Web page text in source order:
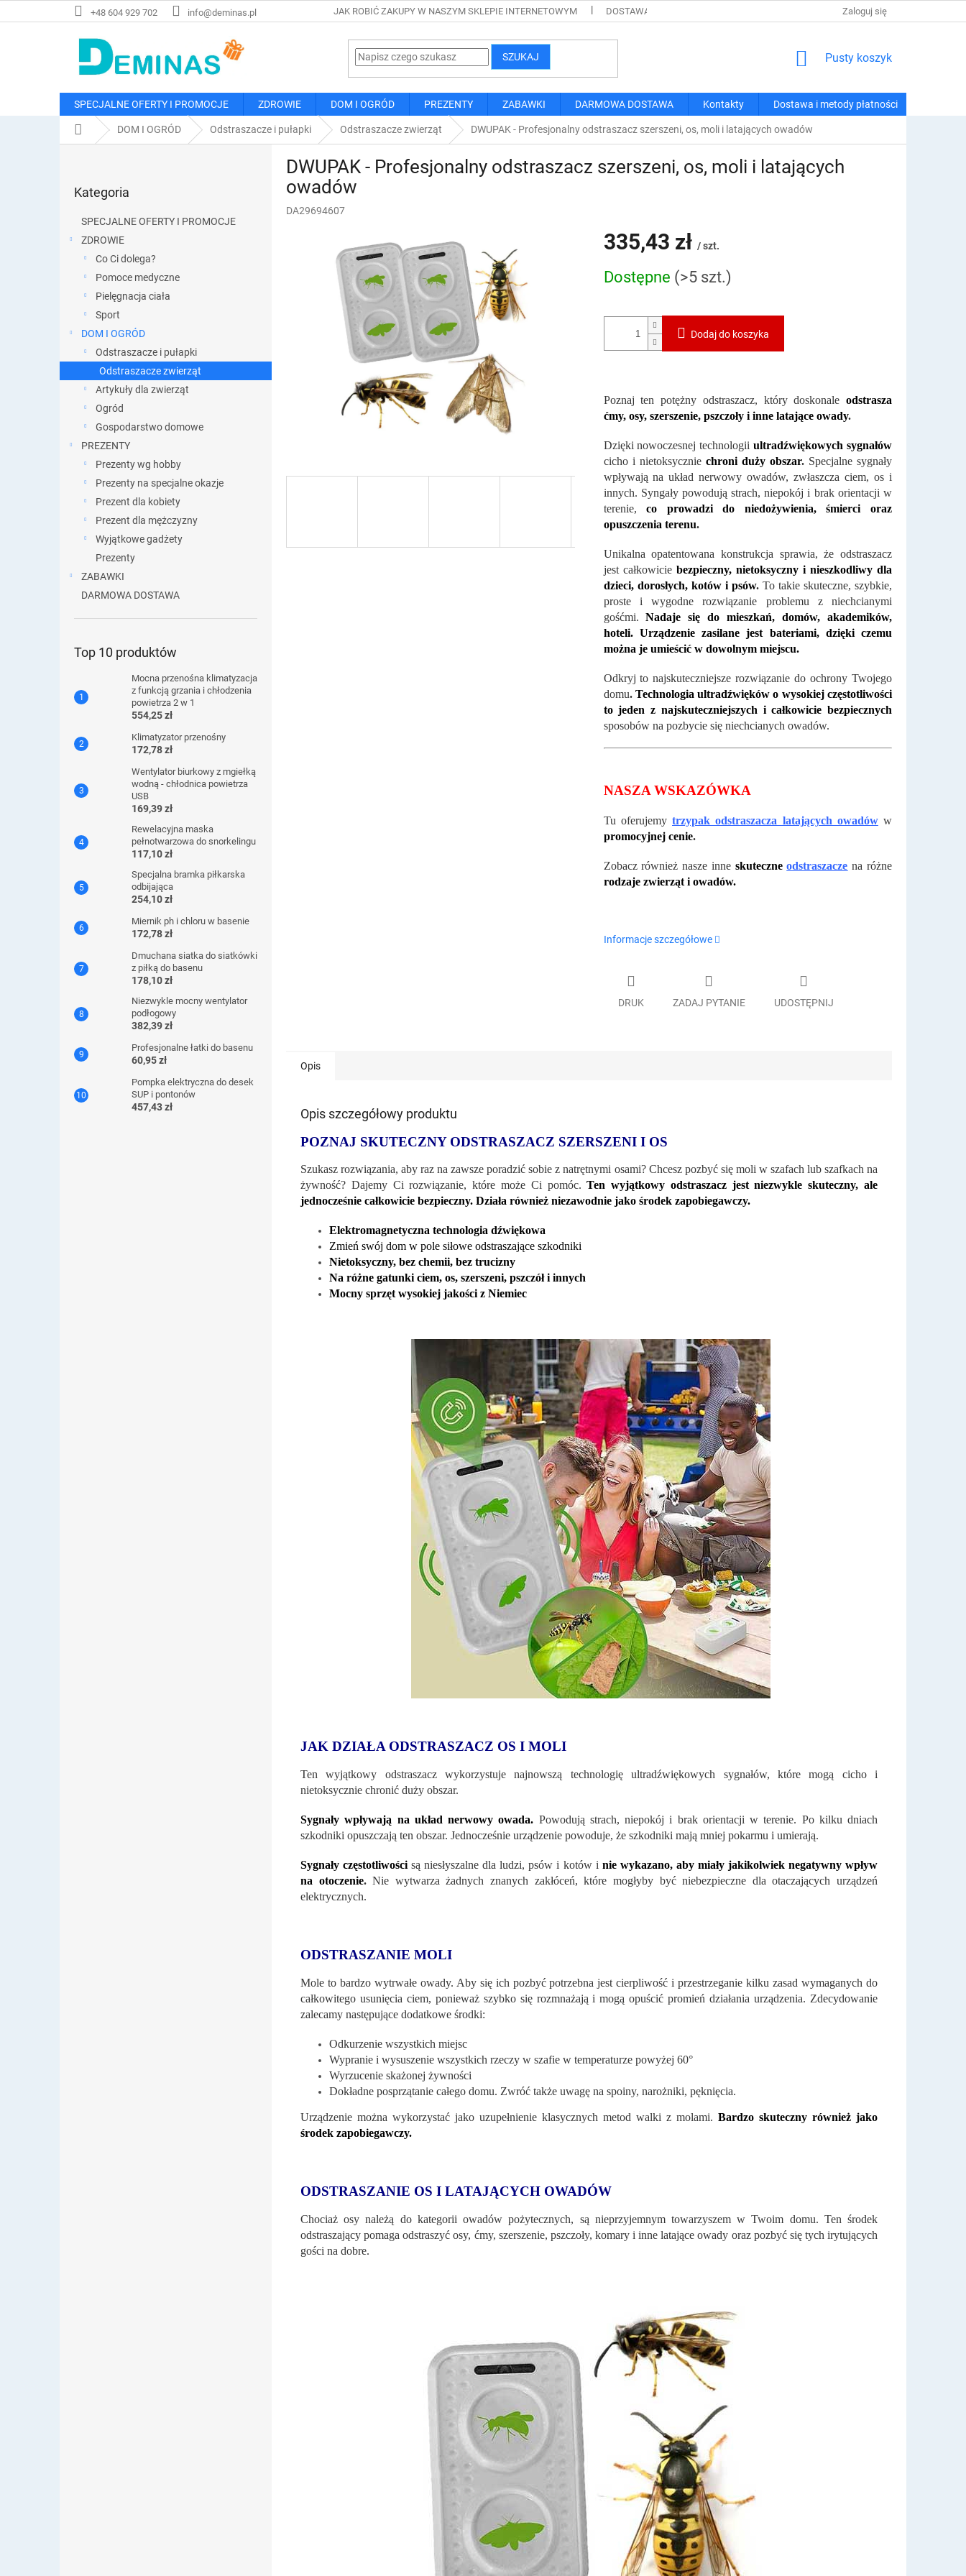
do
+48 604 929 702 info@deminas.pl JAK ROBIĆ ZAKUPY W NASZYM SKLEPIE INTERNETOWYM DOSTAWA I METODY PŁATNOŚCI REGULAMIN ZAKUPÓW
Zaloguj się
SZUKAJ KOSZYK
Pusty koszyk
SPECJALNE OFERTY I PROMOCJE ZDROWIE DOM I OGRÓD PREZENTY ZABAWKI DARMOWA DOSTAWA Kontakty Dostawa i metody płatności
Home DOM I OGRÓD Odstraszacze i pułapki Odstraszacze zwierząt DWUPAK - Profesjonalny odstraszacz szerszeni, os, moli i latających owadów
kategorie
Kategoria
SPECJALNE OFERTY I PROMOCJE
ZDROWIE
Co Ci dolega?
Pomoce medyczne
Pielęgnacja ciała
Sport
DOM I OGRÓD
Odstraszacze i pułapki
Odstraszacze zwierząt
Artykuły dla zwierząt
Ogród
Gospodarstwo domowe
PREZENTY
Prezenty wg hobby
Prezenty na specjalne okazje
Prezent dla kobiety
Prezent dla mężczyzny
Wyjątkowe gadżety
Prezenty
ZABAWKI
DARMOWA DOSTAWA
Top 10 produktów
Mocna przenośna klimatyzacja
z funkcją grzania i chłodzenia
powietrza 2 w 1
554,25 zł
Klimatyzator przenośny
172,78 zł
Wentylator biurkowy z mgiełką
wodną - chłodnica powietrza
USB
169,39 zł
Rewelacyjna maska ​​
pełnotwarzowa do snorkelingu
117,10 zł
Specjalna bramka piłkarska
odbijająca
254,10 zł
Miernik ph i chloru w basenie
172,78 zł
Dmuchana siatka do siatkówki
z piłką do basenu
178,10 zł
Niezwykle mocny wentylator
podłogowy
382,39 zł
Profesjonalne łatki do basenu
60,95 zł
Pompka elektryczna do desek
SUP i pontonów
457,43 zł
DWUPAK - Profesjonalny odstraszacz szerszeni, os, moli i latających
owadów
DA29694607
335,43 zł / szt.
jednostkowa:
Dostępne (>5 szt.)
Dodaj do koszyka
Poznaj ten potężny odstraszacz, który doskonale odstrasza
ćmy, osy, szerszenie, pszczoły i inne latające owady.
Dzięki nowoczesnej technologiiultradźwiękowych sygnałów
cicho i nietoksycznie chroni duży obszar.Specjalne sygnały
wpływają na układ nerwowy owadów, zwłaszcza ciem, os i
innych. Syngały powodują strach, niepokój i brak orientacji w
terenie,co prowadzi do niedożywienia, śmierci oraz
opuszczenia terenu.
Unikalna opatentowana konstrukcja sprawia, że ​​odstraszacz
jest całkowicie bezpieczny, nietoksyczny i nieszkodliwy dla
dzieci, dorosłych, kotów i psów. To takie skuteczne, szybkie,
proste i wygodne rozwiązanie problemu z niechcianymi
gośćmi.Nadaje się do mieszkań, domów, akademików,
hoteli. Urządzenie zasilane jest bateriami, dzięki czemu
można je umieścić w dowolnym miejscu.
Odkryj to najskuteczniejsze rozwiązanie do ochrony Twojego
domu.Technologia ultradźwięków o wysokiej częstotliwości
to jeden z najskuteczniejszych i całkowicie bezpiecznych
sposobów na pozbycie się niechcianych owadów.
NASZA WSKAZÓWKA
Tu oferujemy trzypak odstraszacza latających owadóww
promocyjnej cenie.
Zobacz również nasze inne skuteczne odstraszacze na różne
rodzaje zwierząt i owadów.
Informacje szczegółowe
DRUK ZADAJ PYTANIE UDOSTĘPNIJ
Opis
Opis szczegółowy produktu
POZNAJ SKUTECZNY ODSTRASZACZ SZERSZENI I OS
Szukasz rozwiązania, aby raz na zawsze poradzić sobie z natrętnymi osami? Chcesz pozbyć się moli w szafach lub szafkach na
żywność? Dajemy Ci rozwiązanie, które może Ci pomóc.Ten wyjątkowy odstraszacz jest niezwykle skuteczny, ale
jednocześnie całkowicie bezpieczny. Działa również niezawodnie jako środek zapobiegawczy.
Elektromagnetyczna technologia dźwiękowa
Zmień swój dom w pole siłowe odstraszające szkodniki
Nietoksyczny, bez chemii, bez trucizny
Na różne gatunki ciem, os, szerszeni, pszczół i innych
Mocny sprzęt wysokiej jakości z Niemiec
JAK DZIAŁA ODSTRASZACZ OS I MOLI
Ten wyjątkowy odstraszacz wykorzystuje najnowszą technologię ultradźwiękowych sygnałów, które mogą cicho i
nietoksycznie chronić duży obszar.
Sygnały wpływają na układ nerwowy owada. Powodują strach, niepokój i brak orientacji w terenie. Po kilku dniach
szkodniki opuszczają ten obszar. Jednocześnie urządzenie powoduje, że szkodniki mają mniej pokarmu i umierają.
Sygnały częstotliwości są niesłyszalne dla ludzi, psów i kotów i nie wykazano, aby miały jakikolwiek negatywny wpływ
na otoczenie.Nie wytwarza żadnych znanych zakłóceń, które mogłyby być niebezpieczne dla otaczających urządzeń
elektrycznych.
ODSTRASZANIE MOLI
Mole to bardzo wytrwałe owady. Aby się ich pozbyć potrzebna jest cierpliwość i przestrzeganie kilku zasad wymaganych do
całkowitego usunięcia ciem, ponieważ szybko się rozmnażają i mogą opuścić promień działania urządzenia. Zdecydowanie
zalecamy następujące dodatkowe środki:
Odkurzenie wszystkich miejsc
Wypranie i wysuszenie wszystkich rzeczy w szafie w temperaturze powyżej 60°
Wyrzucenie skażonej żywności
Dokładne posprzątanie całego domu. Zwróć także uwagę na spoiny, narożniki, pęknięcia.
Urządzenie można wykorzystać jako uzupełnienie klasycznych metod walki z molami. Bardzo skuteczny również jako
środek zapobiegawczy.
ODSTRASZANIE OS I LATAJĄCYCH OWADÓW
Chociaż osy należą do kategorii owadów pożytecznych, są nieprzyjemnym towarzyszem w Twoim domu. Ten środek
odstraszający pomaga odstraszyć osy, ćmy, szerszenie, pszczoły, komary i inne latające owady oraz pozbyć się tych irytujących
gości na dobre.